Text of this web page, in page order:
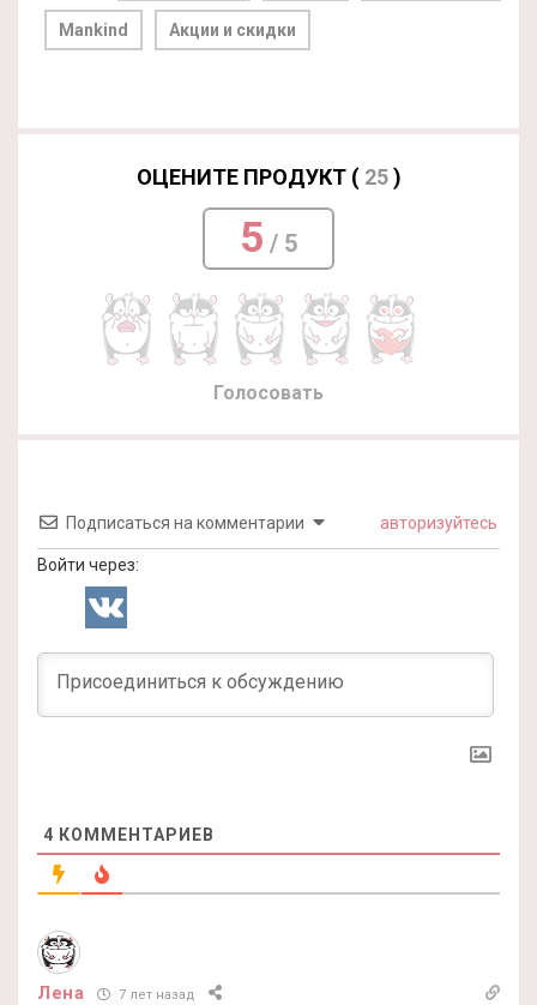
Mankind Акции и скидки
ОЦЕНИТЕ ПРОДУКТ ( 25)
5 / 5
Голосовать
Подписаться на комментарии авторизуйтесь
Войти через:
4 КОММЕНТАРИЕВ
Лена 7 лет назад